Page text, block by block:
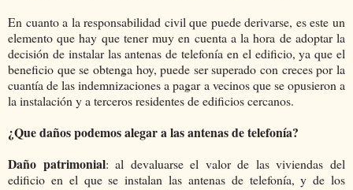
En cuanto a la responsabilidad civil que puede derivarse, es este un
elemento que hay que tener muy en cuenta a la hora de adoptar la
decisión de instalar las antenas de telefonía en el edificio, ya que el
beneficio que se obtenga hoy, puede ser superado con creces por la
cuantía de las indemnizaciones a pagar a vecinos que se opusieron a
la instalación y a terceros residentes de edificios cercanos.
¿Que daños podemos alegar a las antenas de telefonía?
Daño patrimonial: al devaluarse el valor de las viviendas del
edificio en el que se instalan las antenas de telefonía, y de los